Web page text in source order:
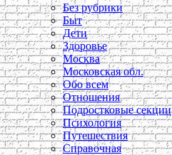
Без рубрики
Быт
Дети
Здоровье
Москва
Московская обл.
Обо всем
Отношения
Подростковые секции
Психология
Путешествия
Справочная